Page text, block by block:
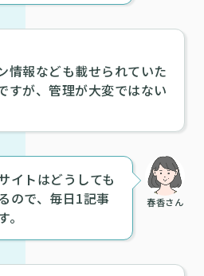
情報なども載せられていた
すが、管理が大変ではない
春香さん
イトはどうしても
ので、毎日1記事